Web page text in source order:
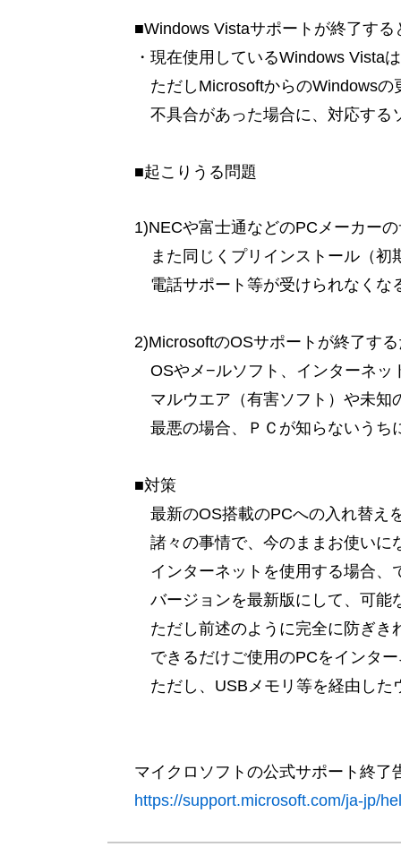
■Windows Vistaサポートが終了する
・現在使用しているWindows Vista
ただしMicrosoftからのWindowsの
不具合があった場合に、対応する
■起こりうる問題
1)NECや富士通などのPCメーカー
また同じくプリインストール（初
電話サポート等が受けられなくな
2)MicrosoftのOSサポートが終了す
OSやメ−ルソフト、インターネッ
マルウエア（有害ソフト）や未知
最悪の場合、ＰＣが知らないうち
■対策
最新のOS搭載のPCへの入れ替え
諸々の事情で、今のままお使いに
インターネットを使用する場合、
バージョンを最新版にして、可能
ただし前述のように完全に防ぎき
できるだけご使用のPCをインタ
ただし、USBメモリ等を経由した
マイクロソフトの公式サポート終了
https://support.microsoft.com/ja-jp/